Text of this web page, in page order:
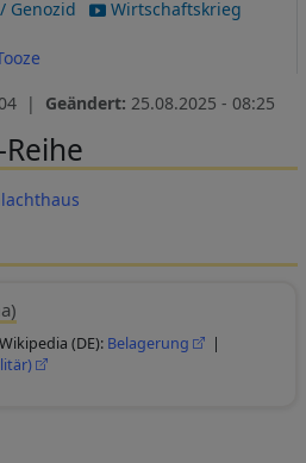
Genozid
Wirtschaftskrieg
| Geändert: 25.08.2025 - 08:25
(DE): Belagerung
|